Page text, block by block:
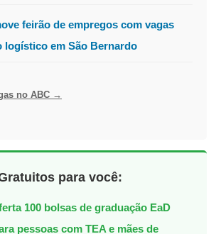
feirão de empregos com vagas
logístico em São Bernardo
no ABC →
para você:
100 bolsas de graduação EaD
pessoas com TEA e mães de